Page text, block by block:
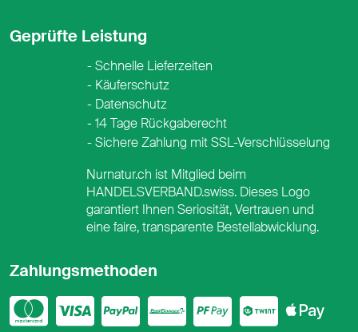
Geprüfte Leistung
Schnelle Lieferzeiten
Käuferschutz
Datenschutz
14 Tage Rückgaberecht
Sichere Zahlung mit SSL-Verschlüsselung
Zahlungsmethoden
Mastercard
VisaPayPal
PostFinance
Twint
Nurnatur.ch ist Mitglied beim
HANDELSVERBAND.swiss. Dieses Logo
garantiert Ihnen Seriosität, Vertrauen und
eine faire, transparente Bestellabwicklung.